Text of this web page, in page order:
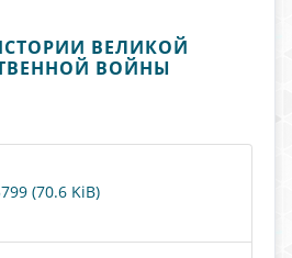
ВЕЛИКОЙ
ВОЙНЫ
(70.6 KiB)